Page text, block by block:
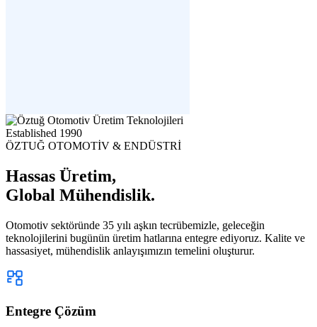
Established 1990
ÖZTUĞ OTOMOTİV & ENDÜSTRİ
Hassas Üretim,
Global Mühendislik.
Otomotiv sektöründe 35 yılı aşkın tecrübemizle, geleceğin
teknolojilerini bugünün üretim hatlarına entegre ediyoruz. Kalite ve
hassasiyet, mühendislik anlayışımızın temelini oluşturur.
Entegre Çözüm